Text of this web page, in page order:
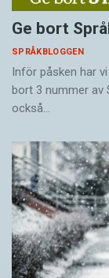
Ge bort
SPRÅKBLOGGEN
Inför påsken har
bort 3 nummer av
också…